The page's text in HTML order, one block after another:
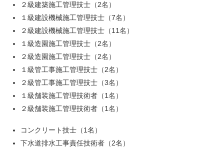
２級建築施工管理技士（2名）
１級建設機械施工管理技士（7名）
２級建設機械施工管理技士（11名）
１級造園施工管理技士（2名）
２級造園施工管理技士（2名）
１級管工事施工管理技士（2名）
２級管工事施工管理技士（3名）
１級舗装施工管理技術者（1名）
２級舗装施工管理技術者（1名）
コンクリート技士（1名）
下水道排水工事責任技術者（2名）